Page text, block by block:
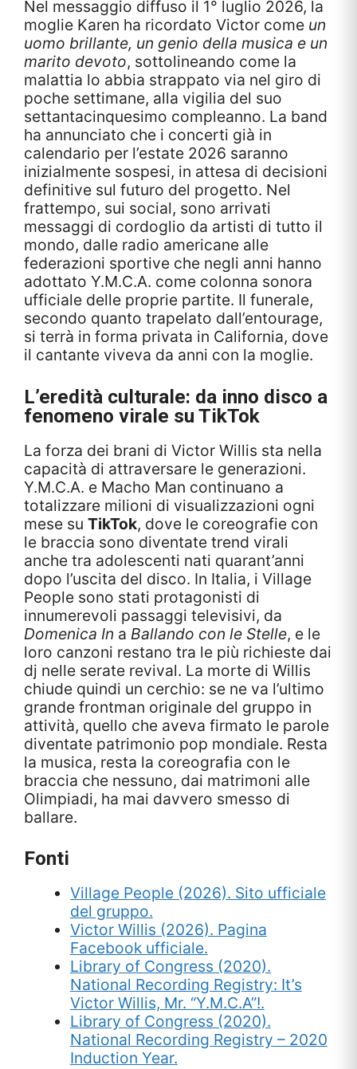
Nel messaggio diffuso il 1° luglio 2026, la
moglie Karen ha ricordato Victor come un
uomo brillante, un genio della musica e un
marito devoto, sottolineando come la
malattia lo abbia strappato via nel giro di
poche settimane, alla vigilia del suo
settantacinquesimo compleanno. La band
ha annunciato che i concerti già in
calendario per l’estate 2026 saranno
inizialmente sospesi, in attesa di decisioni
definitive sul futuro del progetto. Nel
frattempo, sui social, sono arrivati
messaggi di cordoglio da artisti di tutto il
mondo, dalle radio americane alle
federazioni sportive che negli anni hanno
adottato Y.M.C.A. come colonna sonora
ufficiale delle proprie partite. Il funerale,
secondo quanto trapelato dall’entourage,
si terrà in forma privata in California, dove
il cantante viveva da anni con la moglie.
L’eredità culturale: da inno disco a
fenomeno virale su TikTok
La forza dei brani di Victor Willis sta nella
capacità di attraversare le generazioni.
Y.M.C.A. e Macho Man continuano a
totalizzare milioni di visualizzazioni ogni
mese su TikTok, dove le coreografie con
le braccia sono diventate trend virali
anche tra adolescenti nati quarant’anni
dopo l’uscita del disco. In Italia, i Village
People sono stati protagonisti di
innumerevoli passaggi televisivi, da
Domenica In a Ballando con le Stelle, e le
loro canzoni restano tra le più richieste dai
dj nelle serate revival. La morte di Willis
chiude quindi un cerchio: se ne va l’ultimo
grande frontman originale del gruppo in
attività, quello che aveva firmato le parole
diventate patrimonio pop mondiale. Resta
la musica, resta la coreografia con le
braccia che nessuno, dai matrimoni alle
Olimpiadi, ha mai davvero smesso di
ballare.
Fonti
Village People (2026). Sito ufficiale
del gruppo.
Victor Willis (2026). Pagina
Facebook ufficiale.
Library of Congress (2020).
National Recording Registry: It’s
Victor Willis, Mr. “Y.M.C.A”!.
Library of Congress (2020).
National Recording Registry – 2020
Induction Year.